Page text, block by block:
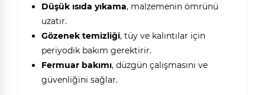
Düşük ısıda yıkama, malzemenin ömrünü
uzatır.
Gözenek temizliği, tüy ve kalıntılar için
periyodik bakım gerektirir.
Fermuar bakımı, düzgün çalışmasını ve
güvenliğini sağlar.